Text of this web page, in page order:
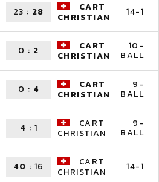
23 : 28
CART
CHRISTIAN
14-1
0 : 2
CART
CHRISTIAN
10-
BALL
0 : 4
CART
CHRISTIAN
9-
BALL
4 : 1
CART
CHRISTIAN
9-
BALL
40 :16
CART
CHRISTIAN
14-1